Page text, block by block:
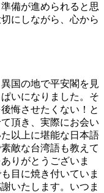
備が進められると思
にしながら、心から
国の地で平安閣を見
いになりました。そ
悔させたくない！と
頂き、実際にお会い
以上に堪能な日本語
敵な台湾語も教えて
りがとうございま
目に焼き付いていま
いたします。いつま